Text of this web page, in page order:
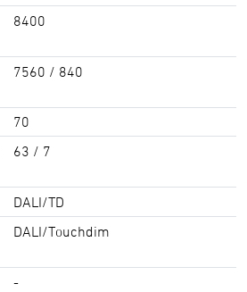
8400
7560 / 840
70
63 / 7
DALI/TD
DALI/Touchdim
-